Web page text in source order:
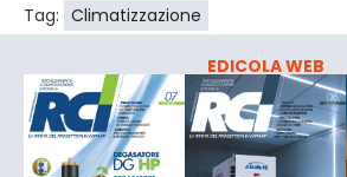
Tag: Climatizzazione
EDICOLA WEB